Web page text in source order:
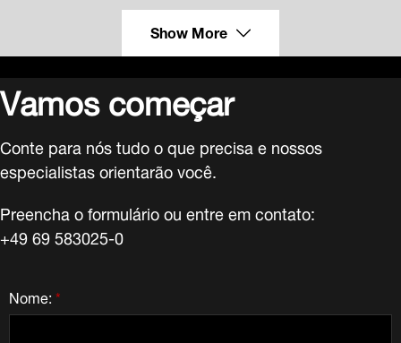
Show More
Vamos começar
Conte para nós tudo o que precisa e nossos
especialistas orientarão você.
Preencha o formulário ou entre em contato:
+49 69 583025-0
*
Nome: